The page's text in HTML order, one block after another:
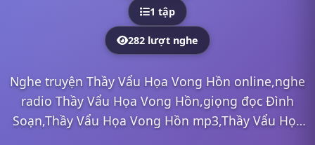
1 tập
282 lượt nghe
Nghe truyện Thầy Vẩu Họa Vong Hồn online,nghe
radio Thầy Vẩu Họa Vong Hồn,giọng đọc Đình
Soạn,Thầy Vẩu Họa Vong Hồn mp3,Thầy Vẩu Họa